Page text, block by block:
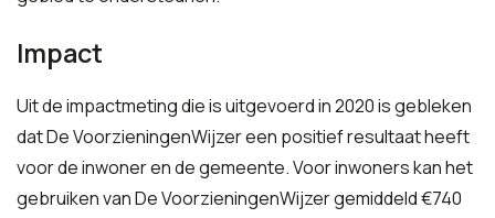
Impact
Uit de impactmeting die is uitgevoerd in 2020 is gebleken
dat De VoorzieningenWijzer een positief resultaat heeft
voor de inwoner en de gemeente. Voor inwoners kan het
gebruiken van De VoorzieningenWijzer gemiddeld €740